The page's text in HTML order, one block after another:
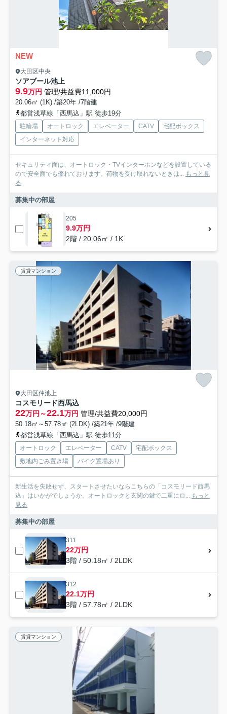
NEW
大田区中央
ソアブール池上
9.9万円 管理/共益費11,000円
20.06㎡ (1K) /築20年 /7階建
都営浅草線「西馬込」駅 徒歩19分
駐輪場 オートロック エレベーター CATV
宅配ボックス
インターネット対応
セキュリティ面は、オートロック・TVインターホンなどを設置している
ので安全面でも優れております。荷物を受け取れないときは... もっと見
る
募集中の部屋
205
9.9万円
2階 / 20.06㎡ / 1K
賃貸マンション
大田区仲池上
コスモリード西馬込
22万円～22.1万円 管理/共益費20,000円
50.18㎡～57.78㎡ (2LDK) /築21年 /9階建
都営浅草線「西馬込」駅 徒歩11分
オートロック エレベーター CATV
宅配ボックス
敷地内ごみ置き場
バイク置場あり
新生活を失敗せず、スタートさせたいならこちらの「コスモリード西馬
込」はいかがでしょうか。オートロックと玄関の鍵で二重にロ... もっと
見る
募集中の部屋
311
22万円
3階 / 50.18㎡ / 2LDK
312
22.1万円
3階 / 57.78㎡ / 2LDK
賃貸マンション